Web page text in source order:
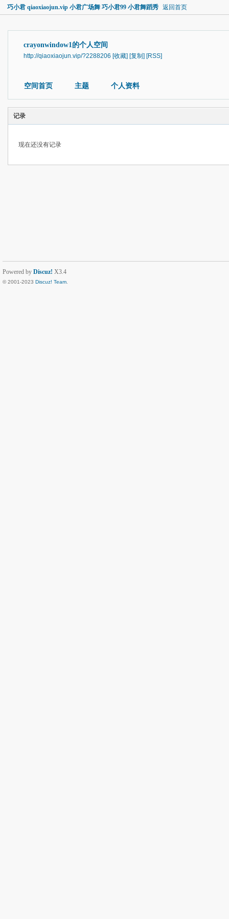
巧小君 qiaoxiaojun.vip 小君广场舞 巧小君99 小君舞蹈秀 返回首页
crayonwindow1的个人空间
http://qiaoxiaojun.vip/?2288206 [收藏] [复制] [RSS]
空间首页 主题 个人资料
记录
现在还没有记录
Powered by Discuz! X3.4
© 2001-2023 Discuz! Team